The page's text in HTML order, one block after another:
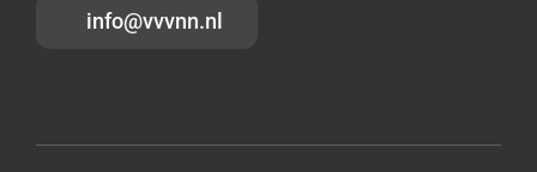
info@vvvnn.nl